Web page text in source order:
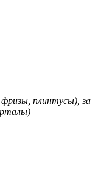
плинтусы), за